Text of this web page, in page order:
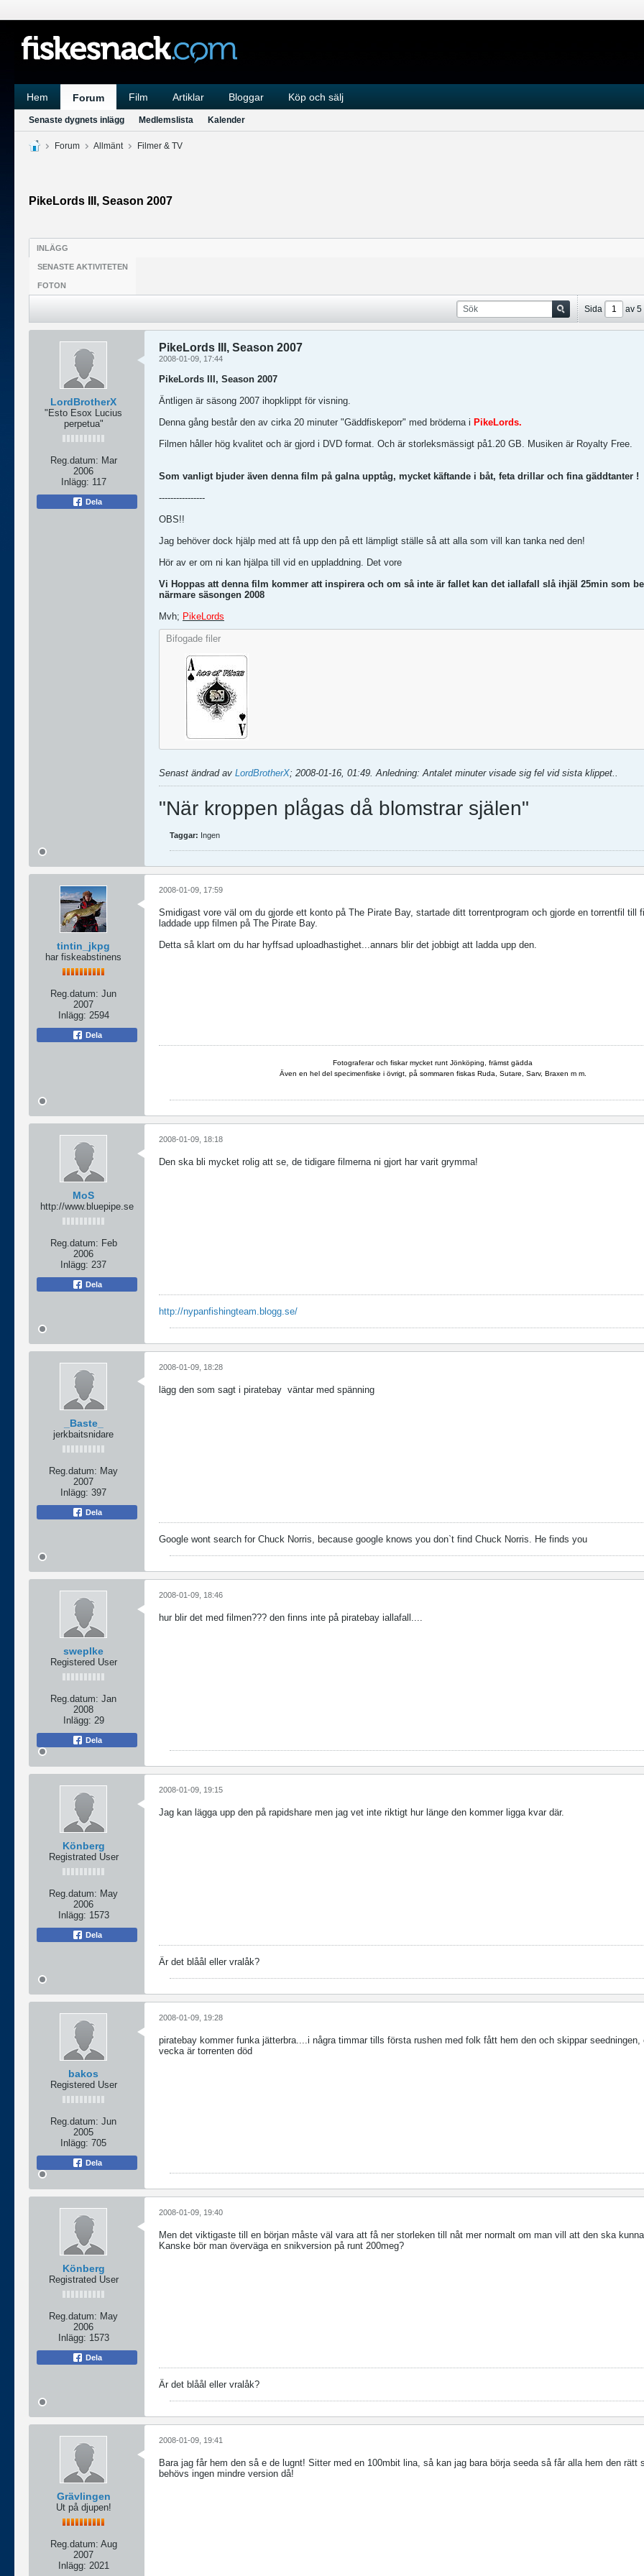
Hem Forum Film Artiklar Bloggar Köp och sälj
Senaste dygnets inlägg Medlemslista Kalender
Forum Allmänt Filmer & TV
PikeLords III, Season 2007
INLÄGG
SENASTE AKTIVITETEN
FOTON
Sida av 5
LordBrotherX
"Esto Esox Lucius
perpetua"
Reg.datum: Mar
2006
Inlägg: 117
Dela
PikeLords III, Season 2007
2008-01-09, 17:44
PikeLords III, Season 2007
Äntligen är säsong 2007 ihopklippt för visning.
Denna gång består den av cirka 20 minuter "Gäddfiskeporr" med bröderna i PikeLords.
Filmen håller hög kvalitet och är gjord i DVD format. Och är storleksmässigt på1.20 GB. Musiken är Royalty Free.
Som vanligt bjuder även denna film på galna upptåg, mycket käftande i båt, feta drillar och fina gäddtanter !
----------------
OBS!!
Jag behöver dock hjälp med att få upp den på ett lämpligt ställe så att alla som vill kan tanka ned den!
Hör av er om ni kan hjälpa till vid en uppladdning. Det vore
Vi Hoppas att denna film kommer att inspirera och om så inte är fallet kan det iallafall slå ihjäl 25min som
närmare säsongen 2008
Mvh; PikeLords
Bifogade filer
Senast ändrad av LordBrotherX; 2008-01-16, 01:49.Anledning: Antalet minuter visade sig fel vid sista klippet..
"När kroppen plågas då blomstrar själen"
Taggar: Ingen
tintin_jkpg
har fiskeabstinens
Reg.datum: Jun
2007
Inlägg: 2594
Dela
2008-01-09, 17:59
Smidigast vore väl om du gjorde ett konto på The Pirate Bay, startade ditt torrentprogram och gjorde en torrentfil till
laddade upp filmen på The Pirate Bay.
Detta så klart om du har hyffsad uploadhastighet...annars blir det jobbigt att ladda upp den.
Fotograferar och fiskar mycket runt Jönköping, främst gädda
Även en hel del specimenfiske i övrigt, på sommaren fiskas Ruda, Sutare, Sarv, Braxen m m.
MoS
http://www.bluepipe.se
Reg.datum: Feb
2006
Inlägg: 237
Dela
2008-01-09, 18:18
Den ska bli mycket rolig att se, de tidigare filmerna ni gjort har varit grymma!
http://nypanfishingteam.blogg.se/
_Baste_
jerkbaitsnidare
Reg.datum: May
2007
Inlägg: 397
Dela
2008-01-09, 18:28
lägg den som sagt i piratebay väntar med spänning
Google wont search for Chuck Norris, because google knows you don`t find Chuck Norris. He finds you
swepIke
Registered User
Reg.datum: Jan
2008
Inlägg: 29
Dela
2008-01-09, 18:46
hur blir det med filmen??? den finns inte på piratebay iallafall....
Könberg
Registrated User
Reg.datum: May
2006
Inlägg: 1573
Dela
2008-01-09, 19:15
Jag kan lägga upp den på rapidshare men jag vet inte riktigt hur länge den kommer ligga kvar där.
Är det blåål eller vralåk?
bakos
Registered User
Reg.datum: Jun
2005
Inlägg: 705
Dela
2008-01-09, 19:28
piratebay kommer funka jätterbra....i några timmar tills första rushen med folk fått hem den och skippar seedningen,
vecka är torrenten död
Könberg
Registrated User
Reg.datum: May
2006
Inlägg: 1573
Dela
2008-01-09, 19:40
Men det viktigaste till en början måste väl vara att få ner storleken till nåt mer normalt om man vill att den ska
Kanske bör man överväga en snikversion på runt 200meg?
Är det blåål eller vralåk?
Grävlingen
Ut på djupen!
Reg.datum: Aug
2007
Inlägg: 2021
2008-01-09, 19:41
Bara jag får hem den så e de lugnt! Sitter med en 100mbit lina, så kan jag bara börja seeda så får alla hem den rätt
behövs ingen mindre version då!